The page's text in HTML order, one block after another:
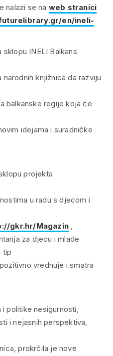
nalazi se na web stranici
en/ineli-
INELI Balkans
knjižnica da razviju
balkanske regije koja će
idejama i suradničke
projekta
u radu s djecom i
gkr.hr/Magazin ,
za djecu i mlade
tip
vrednuje i smatra
politike nesigurnosti,
i nejasnih perspektiva,
prokrčila je nove